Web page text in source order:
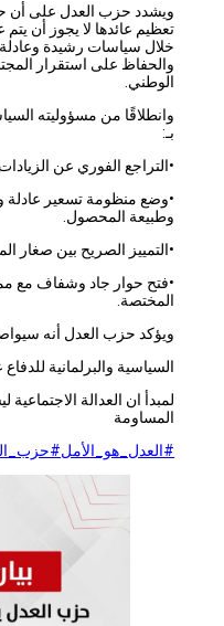
ويشدد حزب العدل على أن حماية
تعظيم عائدها لا يجوز أن يتم على
خلال سياسات رشيدة وعادلة توازن
والحفاظ على استقرار المجتمع
الوطني.
وانطلاقًا من مسؤوليته السياسية
•التراجع الفوري عن الزيادات
•وضع منظومة تسعير عادلة
وطبيعة المحصول.
•التمييز الصريح بين صغار
•فتح حوار جاد وشفاف مع ممثلي
المختصة.
ويؤكد حزب العدل أنه سيواصل
السياسية والبرلمانية للدفاع عن
لمبدأ ان العدالة الاجتماعية ليست
المساومة
#العدل_هو_الأمل#حزب_العدل